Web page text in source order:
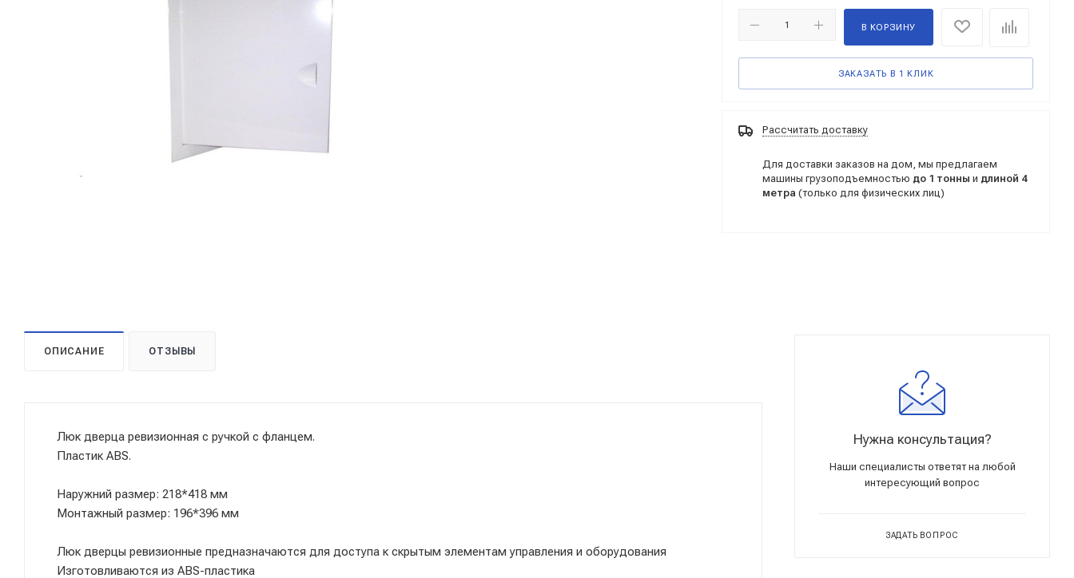
В КОРЗИНУ
ЗАКАЗАТЬ В 1 КЛИК
Рассчитать доставку
Для доставки заказов на дом, мы предлагаем
машины грузоподъемностью до 1 тонны и длиной 4
метра (только для физических лиц)
ОПИСАНИЕ ОТЗЫВЫ
Люк дверца ревизионная с ручкой с фланцем.
Пластик ABS.
Наружний размер: 218*418 мм
Монтажный размер: 196*396 мм
Люк дверцы ревизионные предназначаются для доступа к скрытым элементам управления и оборудования
Изготовливаются из ABS-пластика
Нужна консультация?
Наши специалисты ответят на любой
интересующий вопрос
ЗАДАТЬ ВОПРОС